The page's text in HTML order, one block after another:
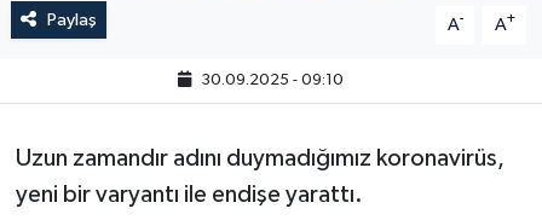
Paylaş A- A+
30.09.2025 - 09:10
Uzun zamandır adını duymadığımız koronavirüs,
yeni bir varyantı ile endişe yarattı.